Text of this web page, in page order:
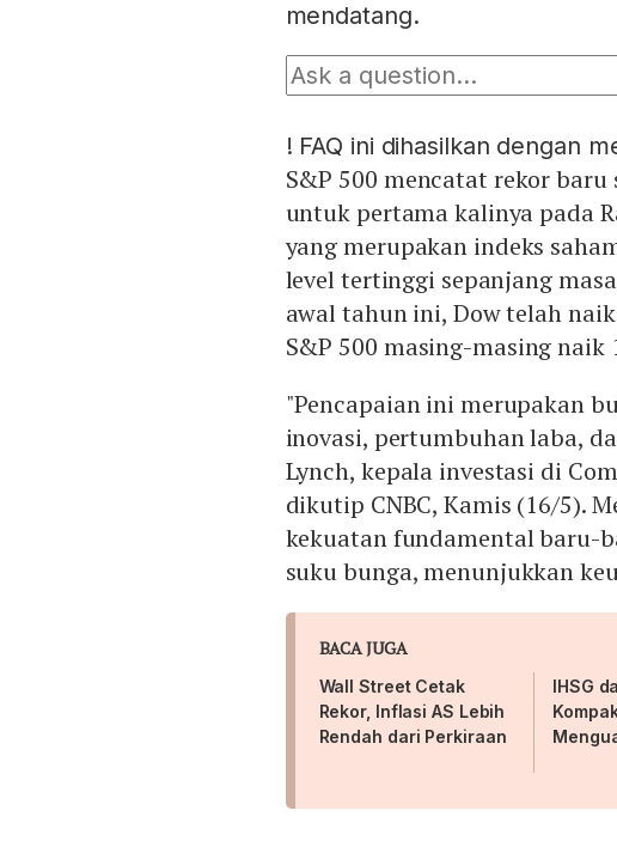
mendatang.
! FAQ ini dihasilkan dengan
S&P 500 mencatat rekor
untuk pertama kalinya pada
yang merupakan indeks
level tertinggi sepanjang
awal tahun ini, Dow telah
S&P 500 masing-masing naik
"Pencapaian ini merupakan
inovasi, pertumbuhan laba,
Lynch, kepala investasi di
dikutip CNBC, Kamis (16/5).
kekuatan fundamental baru-
suku bunga, menunjukkan
BACA JUGA
Wall Street Cetak
Rekor, Inflasi AS Lebih
Rendah dari Perkiraan
IHSG